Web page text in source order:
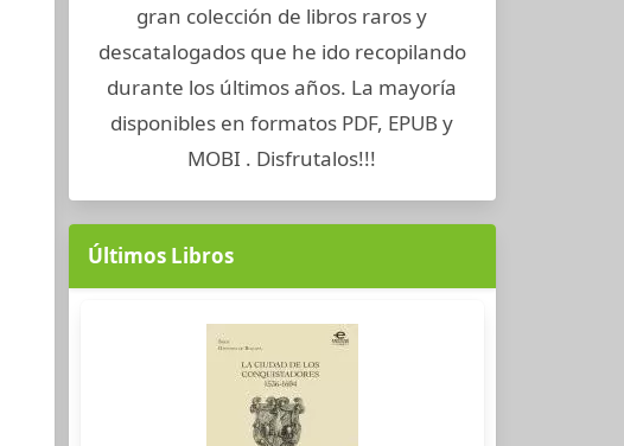
gran colección de libros raros y
descatalogados que he ido recopilando
durante los últimos años. La mayoría
disponibles en formatos PDF, EPUB y
MOBI . Disfrutalos!!!
Últimos Libros